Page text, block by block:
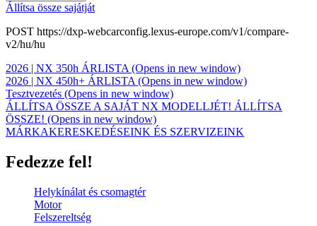
Állítsa össze sajátját
POST https://dxp-webcarconfig.lexus-europe.com/v1/compare-
v2/hu/hu
2026 | NX 350h ÁRLISTA (Opens in new window)
2026 | NX 450h+ ÁRLISTA (Opens in new window)
Tesztvezetés (Opens in new window)
ÁLLÍTSA ÖSSZE A SAJÁT NX MODELLJÉT! ÁLLÍTSA
ÖSSZE! (Opens in new window)
MÁRKAKERESKEDÉSEINK ÉS SZERVIZEINK
Fedezze fel!
Helykínálat és csomagtér
Motor
Felszereltség